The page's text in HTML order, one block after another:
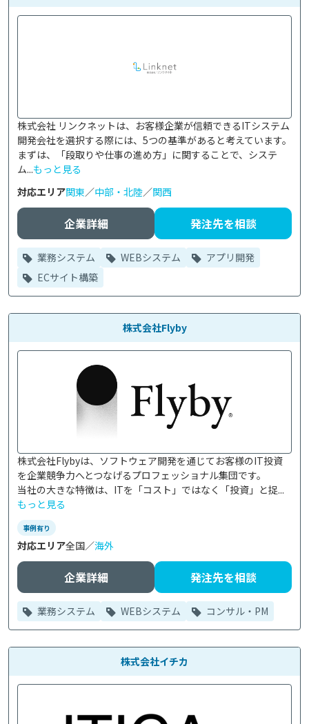
株式会社 リンクネットは、お客様企業が信頼できるITシステム
開発会社を選択する際には、5つの基準があると考えています。
まずは、「段取りや仕事の進め方」に関することで、システ
ム...もっと見る
対応エリア関東／中部・北陸／関西
企業詳細 発注先を相談
業務システム WEBシステム
アプリ開発
ECサイト構築
株式会社Flyby
株式会社Flybyは、ソフトウェア開発を通じてお客様のIT投資
を企業競争力へとつなげるプロフェッショナル集団です。
当社の大きな特徴は、ITを「コスト」ではなく「投資」と捉...
もっと見る
事例有り
対応エリア全国／海外
企業詳細 発注先を相談
業務システム WEBシステム コンサル・PM
株式会社イチカ